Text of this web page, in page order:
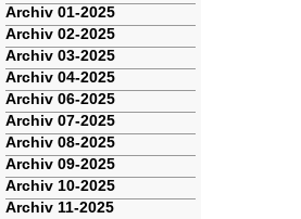
Navigation
überspringen
Archiv 01-2025
Archiv 02-2025
Archiv 03-2025
Archiv 04-2025
Archiv 06-2025
Archiv 07-2025
Archiv 08-2025
Archiv 09-2025
Archiv 10-2025
Archiv 11-2025